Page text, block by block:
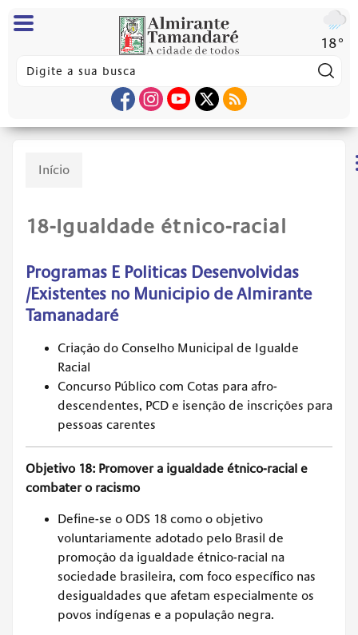
18°
Início
18-Igualdade étnico-racial
Programas E Politicas Desenvolvidas
/Existentes no Municipio de Almirante
Tamanadaré
Criação do Conselho Municipal de Igualde
Racial
Concurso Público com Cotas para afro-
descendentes, PCD e isenção de inscrições para
pessoas carentes
Objetivo 18: Promover a igualdade étnico-racial e
combater o racismo
Define-se o ODS 18 como o objetivo
voluntariamente adotado pelo Brasil de
promoção da igualdade étnico-racial na
sociedade brasileira, com foco específico nas
desigualdades que afetam especialmente os
povos indígenas e a população negra.